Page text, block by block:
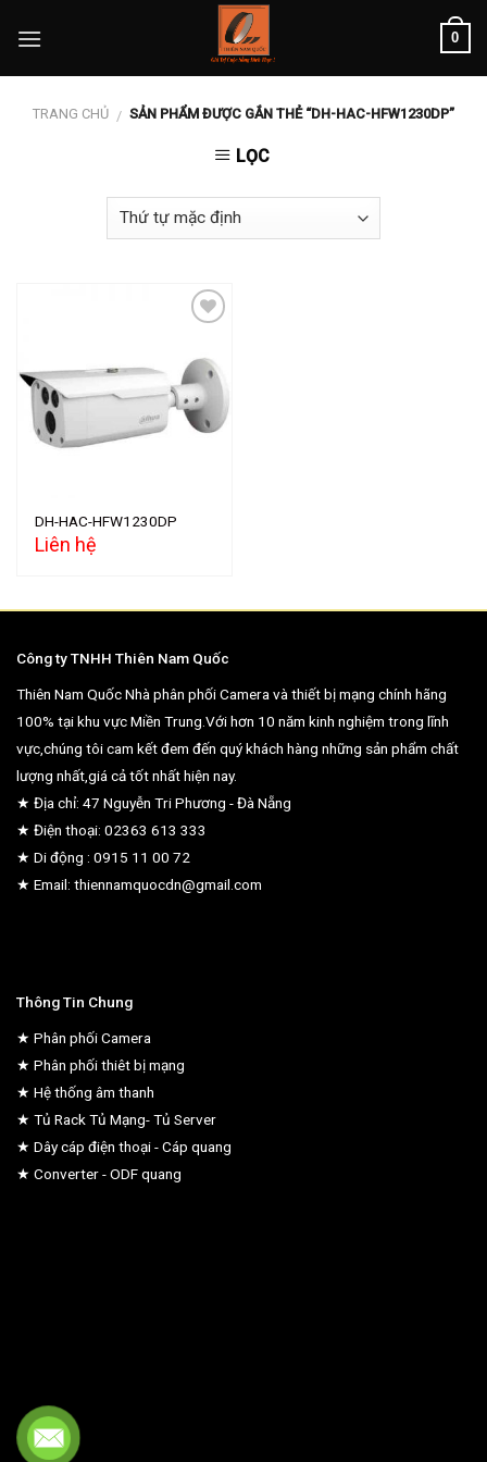
0
TRANG CHỦ / SẢN PHẨM ĐƯỢC GẮN THẺ “DH-HAC-HFW1230DP”
LỌC
Add to
wishlist
DH-HAC-HFW1230DP
Liên hệ
Công ty TNHH Thiên Nam Quốc
Thiên Nam Quốc Nhà phân phối Camera và thiết bị mạng chính hãng
100% tại khu vực Miền Trung.Với hơn 10 năm kinh nghiệm trong lĩnh
vực,chúng tôi cam kết đem đến quý khách hàng những sản phẩm chất
lượng nhất,giá cả tốt nhất hiện nay.
★ Địa chỉ: 47 Nguyễn Tri Phương - Đà Nẵng
★ Điện thoại: 02363 613 333
★ Di động : 0915 11 00 72
★ Email: thiennamquocdn@gmail.com
Thông Tin Chung
★ Phân phối Camera
★ Phân phối thiêt bị mạng
★ Hệ thống âm thanh
★ Tủ Rack Tủ Mạng- Tủ Server
★ Dây cáp điện thoại - Cáp quang
★ Converter - ODF quang